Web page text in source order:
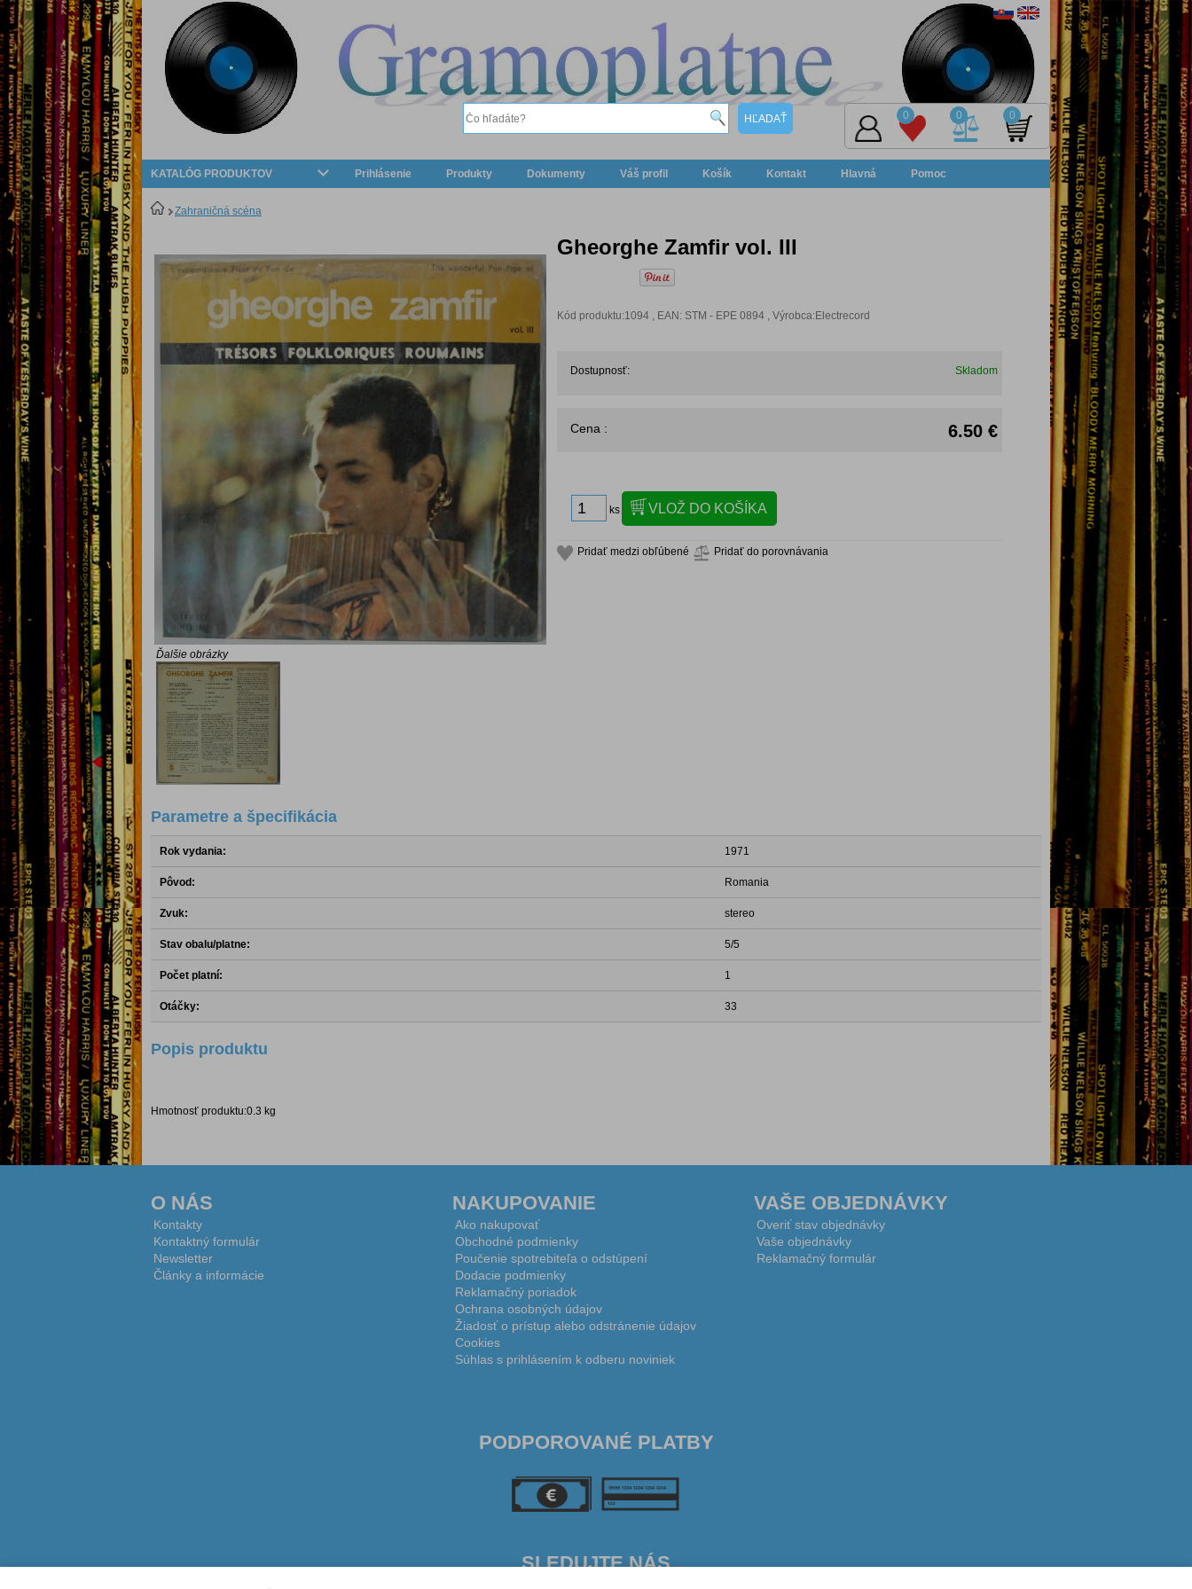
0 0 0
KATALÓG PRODUKTOV Prihlásenie Produkty Dokumenty Váš profil Košík Kontakt Hlavná Pomoc
Zahraničná scéna
Gheorghe Zamfir vol. III
Kód produktu:1094 , EAN: STM - EPE 0894 , Výrobca:Electrecord
Dostupnosť: Skladom
Cena : 6.50 €
ks
Pridať medzi obľúbené Pridať do porovnávania
Ďalšie obrázky
Parametre a špecifikácia
Rok vydania: 1971
Pôvod: Romania
Zvuk: stereo
Stav obalu/platne: 5/5
Počet platní: 1
Otáčky: 33
Popis produktu
Hmotnosť produktu:0.3 kg
O NÁS
Kontakty
Kontaktný formulár
Newsletter
Články a informácie
NAKUPOVANIE
Ako nakupovať
Obchodné podmienky
Poučenie spotrebiteľa o odstúpení
Dodacie podmienky
Reklamačný poriadok
Ochrana osobných údajov
Žiadosť o prístup alebo odstránenie údajov
Cookies
Súhlas s prihlásením k odberu noviniek
VAŠE OBJEDNÁVKY
Overiť stav objednávky
Vaše objednávky
Reklamačný formulár
PODPOROVANÉ PLATBY
SLEDUJTE NÁS